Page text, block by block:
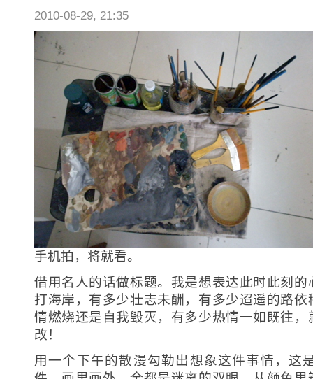
2010-08-29, 21:35
手机拍，将就看。
借用名人的话做标题。我是想表达此时此刻
打海岸，有多少壮志未酬，有多少迢遥的路
情燃烧还是自我毁灭，有多少热情一如既往
改！
用一个下午的散漫勾勒出想象这件事情，这